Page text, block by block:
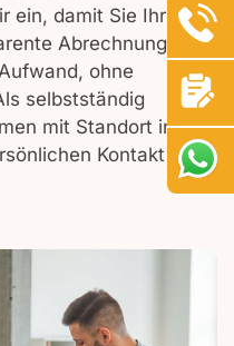
ein, damit Sie Ihren
Abrechnung
ohne
selbstständig
mit Standort in
Kontakt und